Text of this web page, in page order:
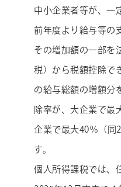
中小企業者等が、一
前年度より給与等の
その増加額の一部を
税）から税額控除で
の給与総額の増額分
除率が、大企業で最
企業で最大40％（同
す。
個人所得課税では、